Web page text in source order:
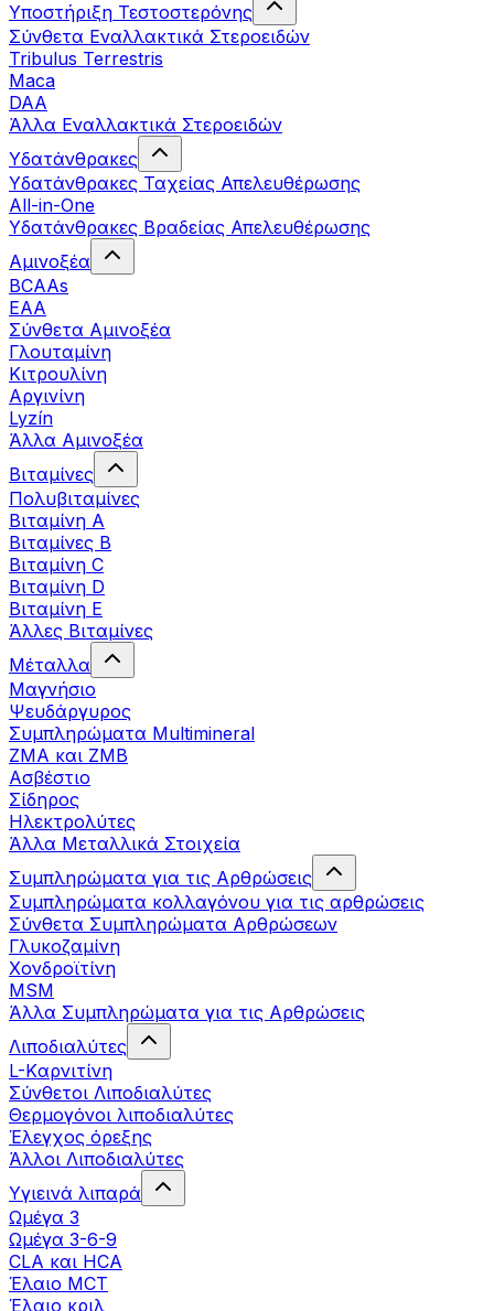
Υποστήριξη Τεστοστερόνης
Σύνθετα Εναλλακτικά Στεροειδών
Tribulus Terrestris
Maca
DAA
Άλλα Εναλλακτικά Στεροειδών
Υδατάνθρακες
Υδατάνθρακες Ταχείας Απελευθέρωσης
All-in-One
Υδατάνθρακες Βραδείας Απελευθέρωσης
Αμινοξέα
BCAAs
EAA
Σύνθετα Αμινοξέα
Γλουταμίνη
Κιτρουλίνη
Αργινίνη
Lyzín
Άλλα Αμινοξέα
Βιταμίνες
Πολυβιταμίνες
Βιταμίνη Α
Βιταμίνες Β
Βιταμίνη C
Βιταμίνη D
Βιταμίνη Ε
Άλλες Βιταμίνες
Μέταλλα
Μαγνήσιο
Ψευδάργυρος
Συμπληρώματα Multimineral
ZMA και ZMB
Ασβέστιο
Σίδηρος
Ηλεκτρολύτες
Άλλα Mεταλλικά Στοιχεία
Συμπληρώματα για τις Αρθρώσεις
Συμπληρώματα κολλαγόνου για τις αρθρώσεις
Σύνθετα Συμπληρώματα Αρθρώσεων
Γλυκοζαμίνη
Χονδροϊτίνη
MSM
Άλλα Συμπληρώματα για τις Αρθρώσεις
Λιποδιαλύτες
L-Kαρνιτίνη
Σύνθετοι Λιποδιαλύτες
Θερμογόνοι λιποδιαλύτες
Έλεγχος όρεξης
Άλλοι Λιποδιαλύτες
Υγιεινά λιπαρά
Ωμέγα 3
Ωμέγα 3-6-9
CLA και HCA
Έλαιο MCT
Έλαιο κριλ